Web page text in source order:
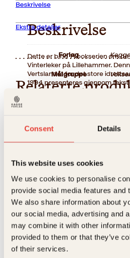
Consent Details
This website uses cookies
We use cookies to personalise
provide social media features and
We also share information about
our social media, advertising and
may combine it with other
provided to them or that they’ve
of their services.
Beskrivelse
Beskrivelse
Dette er bind 1 i bokserien om de
Vinterleker på Lillehammer.
Vertslandet for det store
1994 presenteres gjennom
fremste fagfolk på de forskjellige
man utviklingen i landet
storhetstiden i middelalderen,
Ekstra detaljer
Forlag
Målgruppe
Utgivelsesår 1989
Litteraturtype
Serie
Den
Relaterte
Du er klarsynt